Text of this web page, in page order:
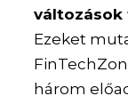
változások
Ezeket
három